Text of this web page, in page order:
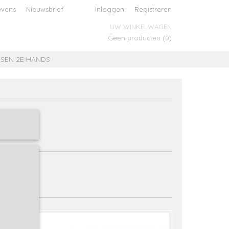
Nieuwsbrief Inloggen Registreren
UW WINKELWAGEN
Geen producten (0)
2E HANDS